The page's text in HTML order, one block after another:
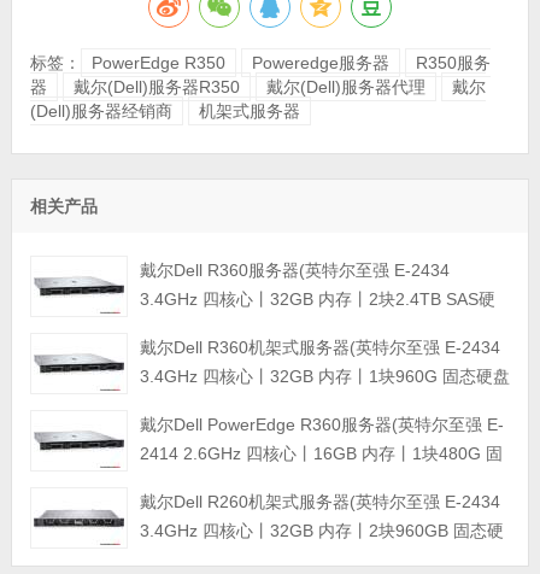
标签： PowerEdge R350 Poweredge服务器
R350服务
器
戴尔(Dell)服务器R350 戴尔(Dell)服务器代理
戴尔
(Dell)服务器经销商
机架式服务器
相关产品
戴尔Dell R360服务器(英特尔至强 E-2434
3.4GHz 四核心丨32GB 内存丨2块2.4TB SAS硬
戴尔Dell R360机架式服务器(英特尔至强 E-2434
3.4GHz 四核心丨32GB 内存丨1块960G 固态硬盘
修)
戴尔Dell PowerEdge R360服务器(英特尔至强 E-
2414 2.6GHz 四核心丨16GB 内存丨1块480G 固
三年保修)
戴尔Dell R260机架式服务器(英特尔至强 E-2434
3.4GHz 四核心丨32GB 内存丨2块960GB 固态硬